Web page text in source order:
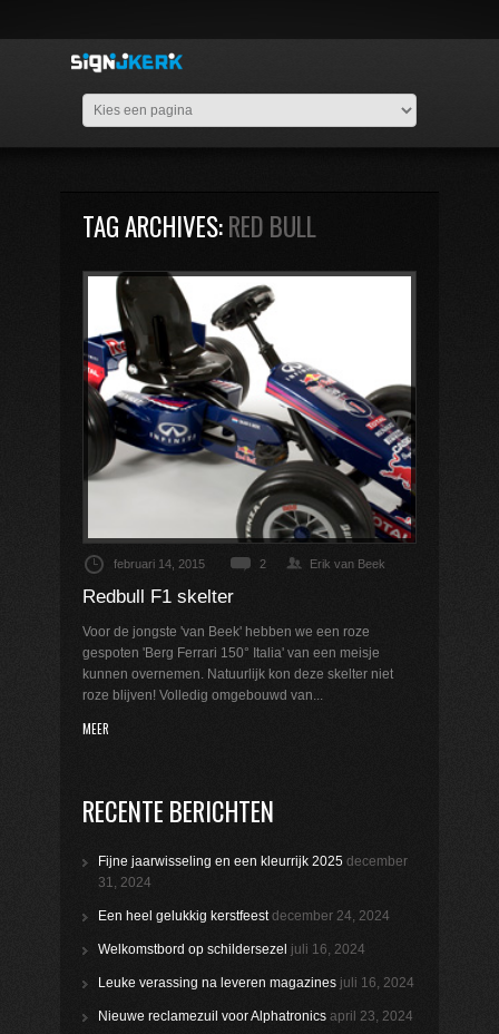
TAG ARCHIVES:RED BULL
februari 14, 2015 2 Erik van Beek
Redbull F1 skelter
Voor de jongste 'van Beek' hebben we een roze
gespoten 'Berg Ferrari 150° Italia' van een meisje
kunnen overnemen. Natuurlijk kon deze skelter niet
roze blijven! Volledig omgebouwd van...
MEER
RECENTE BERICHTEN
Fijne jaarwisseling en een kleurrijk 2025 december
31, 2024
Een heel gelukkig kerstfeest december 24, 2024
Welkomstbord op schildersezel juli 16, 2024
Leuke verassing na leveren magazines juli 16, 2024
Nieuwe reclamezuil voor Alphatronics april 23, 2024